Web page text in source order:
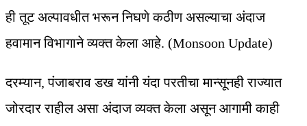
ही तूट अल्पावधीत भरून निघणे कठीण असल्याचा अंदाज
हवामान विभागाने व्यक्त केला आहे. (Monsoon Update)
दरम्यान, पंजाबराव डख यांनी यंदा परतीचा मान्सूनही राज्यात
जोरदार राहील असा अंदाज व्यक्त केला असून आगामी काही